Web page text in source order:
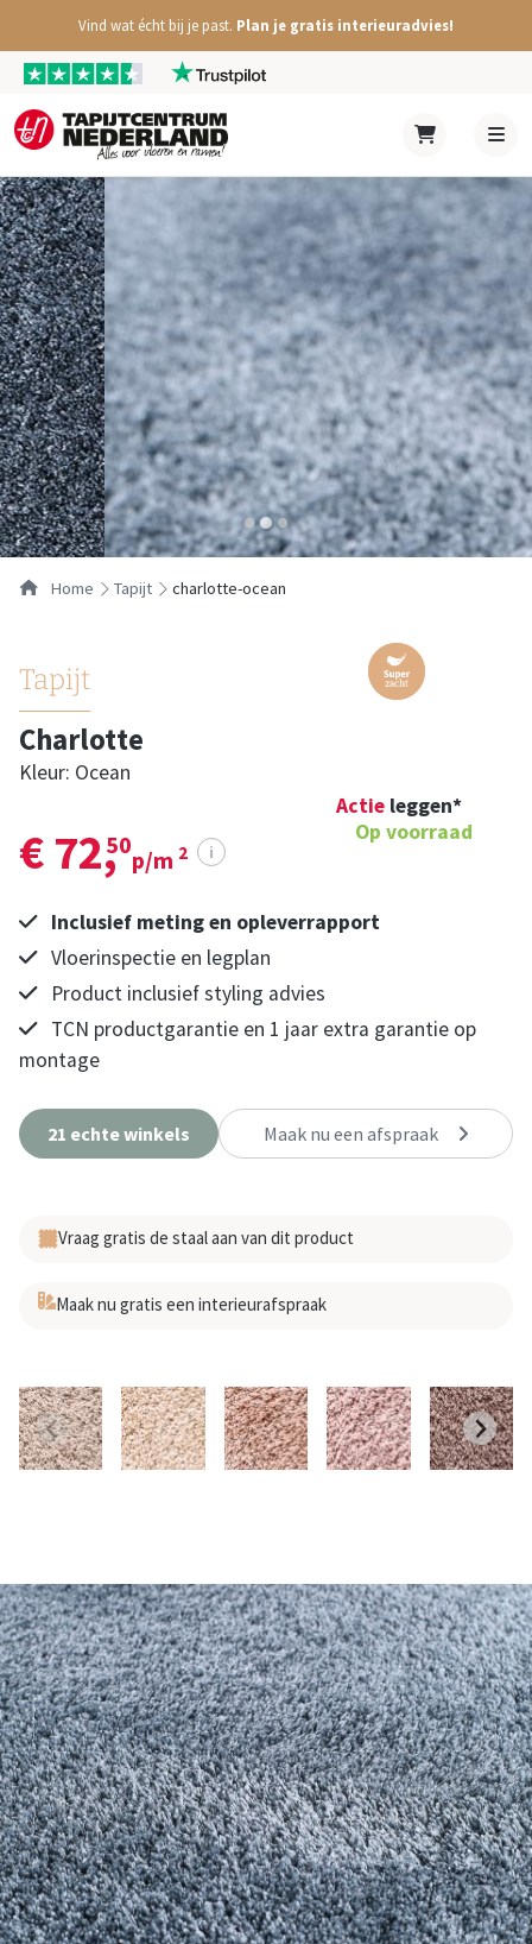
Vind wat écht bij je past. Plan je gratis interieuradvies!
Home tapijt charlotte-ocean
Tapijt
Charlotte
Kleur: Ocean
€ 72,
50
p/m 2 i
Actie leggen*
Op voorraad
Inclusief meting en opleverrapport
Vloerinspectie en legplan
Product inclusief styling advies
TCN productgarantie en 1 jaar extra garantie op
montage
21 echte winkels Maak nu een afspraak
Vraag gratis de staal aan van dit product
Maak nu gratis een interieurafspraak